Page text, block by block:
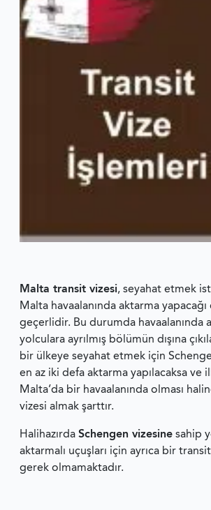
Malta transit vizesi, seyahat etmek
Malta havaalanında aktarma
geçerlidir. Bu durumda havaalanında
yolculara ayrılmış bölümün dışına
bir ülkeye seyahat etmek için
en az iki defa aktarma yapılacaksa ve
Malta’da bir havaalanında olması
vizesi almak şarttır.
Halihazırda Schengen vizesine sahip
aktarmalı uçuşları için ayrıca bir
gerek olmamaktadır.